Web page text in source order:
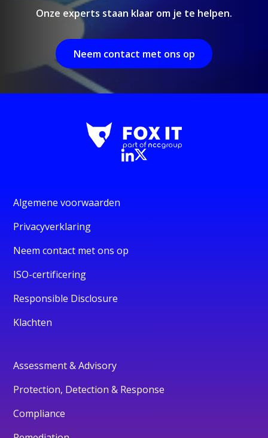
Onze experts staan klaar om je te helpen.
Neem contact met ons op
Algemene voorwaarden
Privacyverklaring
Neem contact met ons op
ISO-certificering
Responsible Disclosure
Klachten
Assessment & Advisory
Protection, Detection & Response
Compliance